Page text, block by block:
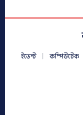
ইভেন্ট কম্পিউটেক